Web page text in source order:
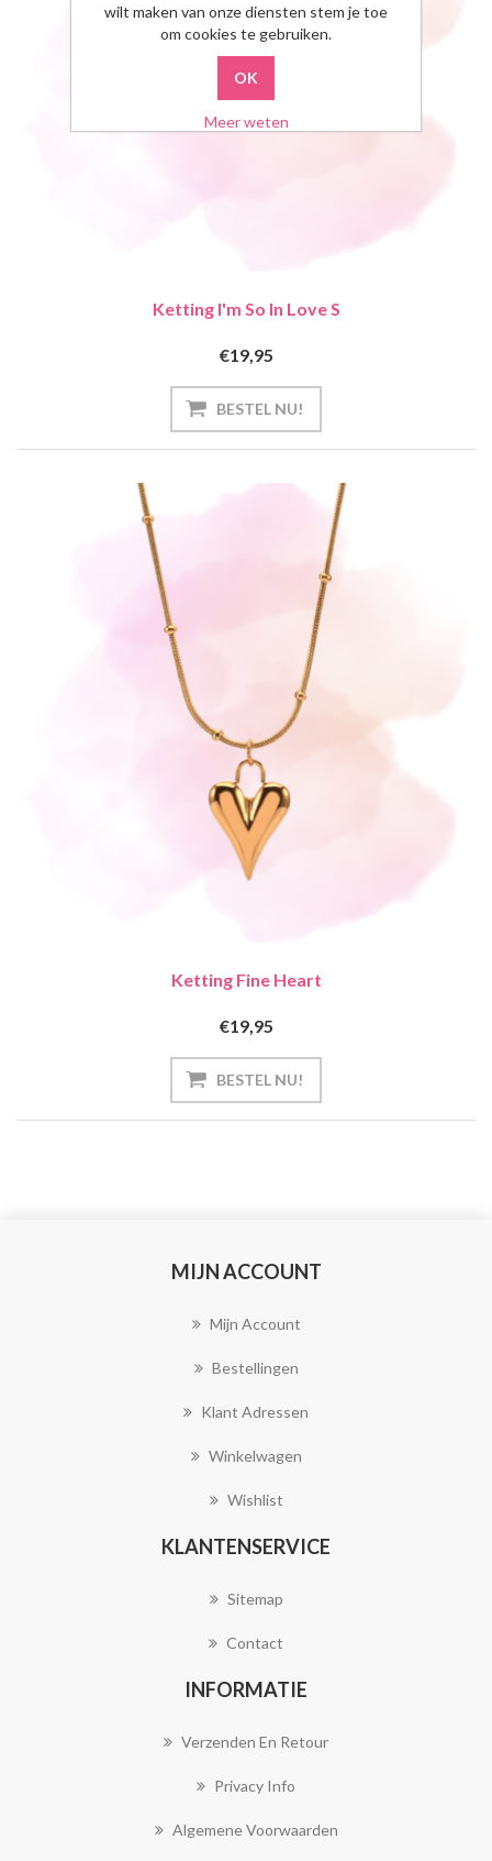
Ketting I'm So In Love S
€19,95
Ketting Fine Heart
€19,95
MIJN ACCOUNT
Mijn Account
Bestellingen
Klant Adressen
Winkelwagen
Wishlist
KLANTENSERVICE
Sitemap
Contact
INFORMATIE
Verzenden En Retour
Privacy Info
Algemene Voorwaarden
wilt maken van onze diensten stem je toe
om cookies te gebruiken.
Meer weten